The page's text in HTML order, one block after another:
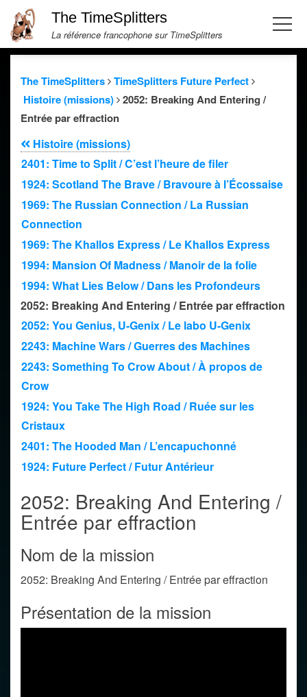
The TimeSplitters
La référence francophone sur TimeSplitters
The TimeSplitters TimeSplitters Future Perfect
Histoire (missions) 2052: Breaking And Entering /
Entrée par effraction
Histoire (missions)
2401: Time to Split / C’est l’heure de filer
1924: Scotland The Brave / Bravoure à l’Écossaise
1969: The Russian Connection / La Russian
Connection
1969: The Khallos Express / Le Khallos Express
1994: Mansion Of Madness / Manoir de la folie
1994: What Lies Below / Dans les Profondeurs
2052: Breaking And Entering / Entrée par effraction
2052: You Genius, U-Genix / Le labo U-Genix
2243: Machine Wars / Guerres des Machines
2243: Something To Crow About / À propos de
Crow
1924: You Take The High Road / Ruée sur les
Cristaux
2401: The Hooded Man / L’encapuchonné
1924: Future Perfect / Futur Antérieur
2052: Breaking And Entering /
Entrée par effraction
Nom de la mission
2052: Breaking And Entering / Entrée par effraction
Présentation de la mission